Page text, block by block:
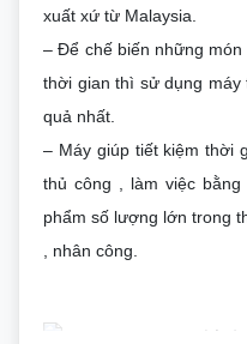
xuất xứ từ Malaysia.
–Để chế biến những
thời gian thì sử dụng máy
quả nhất.
– Máy giúp tiết kiệm thời
thủ công , làm việc
phẩm số lượng lớn trong
, nhân công.